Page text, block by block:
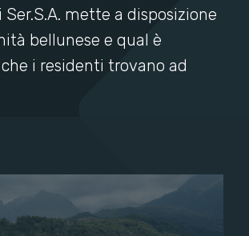
mette a disposizione
bellunese e qual è
che i residenti trovano ad